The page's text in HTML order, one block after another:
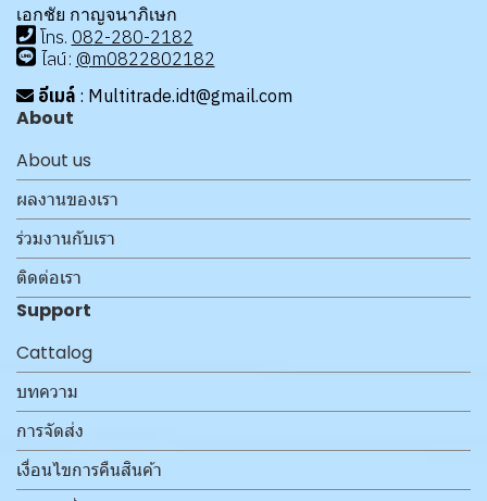
เอกชัย กาญจนาภิเษก
โทร. 082-280-2182
ไลน์: @m0822802182
อีเมล์ : Multitrade.idt@gmail.com
About
About us
ผลงานของเรา
ร่วมงานกับเรา
ติดต่อเรา
Support
Cattalog
บทความ
การจัดส่ง
เงื่อนไขการคืนสินค้า